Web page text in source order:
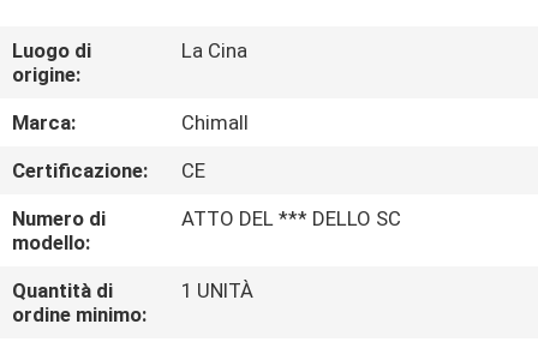
GIRO
DELLA
FABBRICA
CONTROLLO
DI
QUALITÀ
Luogo di
origine:
La Cina
Marca:
Chimall
Certificazione:
CE
Numero di
modello:
ATTO DEL *** DELLO SC
Quantità di
ordine minimo:
1 UNITÀ